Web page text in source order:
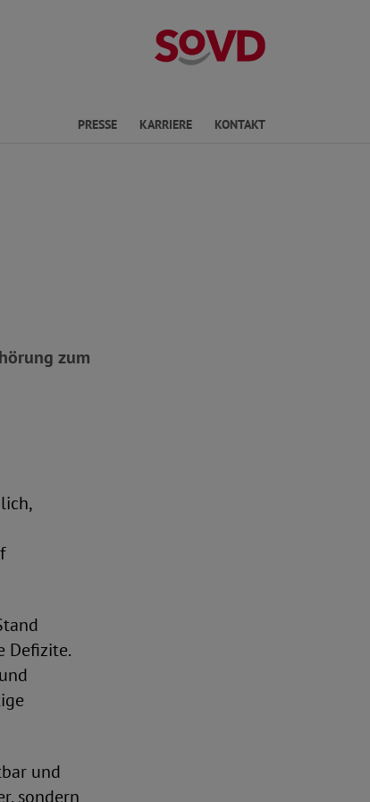
Landesverband
PRESSE KARRIERE KONTAKT
zum
Defizite.
und
sondern